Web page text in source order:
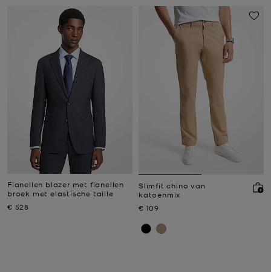
Flanellen blazer met flanellen
broek met elastische taille
Nu
€ 528
Slimfit chino van
katoenmix
Nu
€ 109